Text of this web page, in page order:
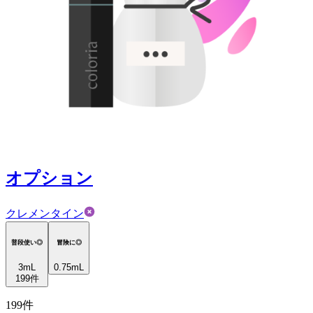
オプション
クレメンタイン
普段使い◎
3mL
199件
冒険に◎
0.75mL
199件